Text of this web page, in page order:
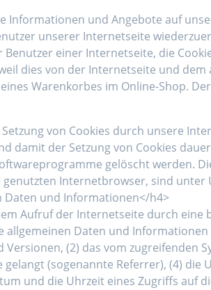
Informationen und Angebote auf
unserer Internetseite
einer Internetseite, die
dies von der Internetseite und
Warenkorbes im Online-Shop.
von Cookies durch unsere
damit der Setzung von Cookies
gelöscht werden.
genutzten Internetbrowser, sind
Daten und Informationen</h4>
Aufruf der Internetseite durch
Daten und
(2) das vom zugreifenden
(sogenannte Referrer), (4)
und die Uhrzeit eines Zugriffs auf